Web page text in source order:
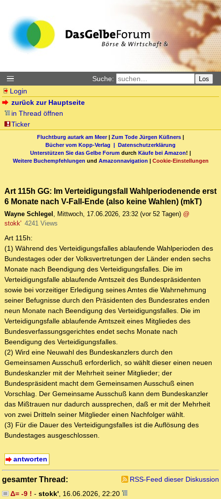
Suche: Los
Login
zurück zur Hauptseite
in Thread öffnen
Ticker
Fluchtburg autark am Meer| Zum Tode Jürgen Küßners |
Bücher vom Kopp-Verlag | Datenschutzerklärung
Unterstützen Sie das Gelbe Forum durch Käufe bei Amazon! |
Weitere Buchempfehlungen und Amazonnavigation | Cookie-Einstellungen
Art 115h GG: Im Verteidigungsfall Wahlperiodenende erst
6 Monate nach V-Fall-Ende (also keine Wahlen) (mkT)
Wayne Schlegel , Mittwoch, 17.06.2026, 23:32 (vor 52 Tagen) @
stokk' 4241 Views
Art 115h:
(1) Während des Verteidigungsfalles ablaufende Wahlperioden des
Bundestages oder der Volksvertretungen der Länder enden sechs
Monate nach Beendigung des Verteidigungsfalles. Die im
Verteidigungsfalle ablaufende Amtszeit des Bundespräsidenten
sowie bei vorzeitiger Erledigung seines Amtes die Wahrnehmung
seiner Befugnisse durch den Präsidenten des Bundesrates enden
neun Monate nach Beendigung des Verteidigungsfalles. Die im
Verteidigungsfalle ablaufende Amtszeit eines Mitgliedes des
Bundesverfassungsgerichtes endet sechs Monate nach
Beendigung des Verteidigungsfalles.
(2) Wird eine Neuwahl des Bundeskanzlers durch den
Gemeinsamen Ausschuß erforderlich, so wählt dieser einen neuen
Bundeskanzler mit der Mehrheit seiner Mitglieder; der
Bundespräsident macht dem Gemeinsamen Ausschuß einen
Vorschlag. Der Gemeinsame Ausschuß kann dem Bundeskanzler
das Mißtrauen nur dadurch aussprechen, daß er mit der Mehrheit
von zwei Dritteln seiner Mitglieder einen Nachfolger wählt.
(3) Für die Dauer des Verteidigungsfalles ist die Auflösung des
Bundestages ausgeschlossen.
antworten
gesamter Thread:
RSS-Feed dieser Diskussion
Δ= -9 ! - stokk', 16.06.2026, 22:20